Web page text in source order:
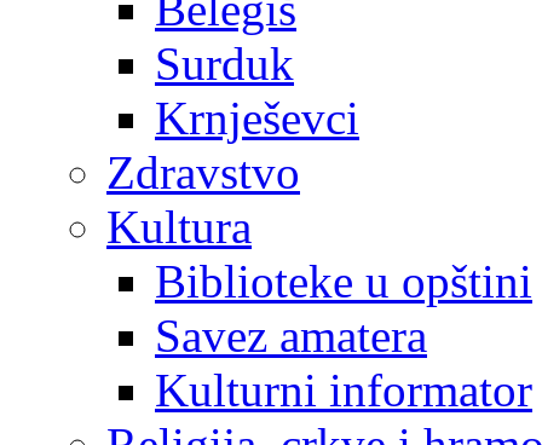
Surduk
Krnješevci
Zdravstvo
Kultura
Biblioteke u opštini
Savez amatera
Kulturni informator